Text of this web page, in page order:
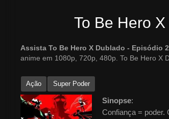
To Be Hero
Assista To Be Hero X Dublado - Episódio
anime em 1080p, 720p, 480p. To Be Hero X
Ação Super Poder
Sinopse:
Confiança = poder.